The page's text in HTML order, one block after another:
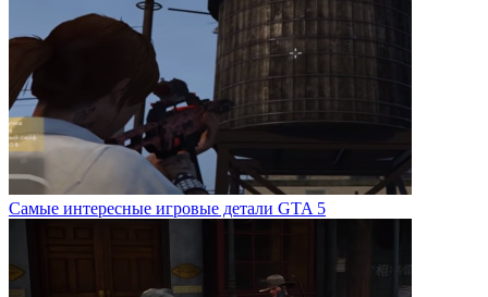
Самые интересные игровые детали GTA 5